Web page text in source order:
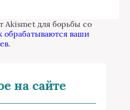
Akismet для борьбы со
обрабатываются ваши
.
на сайте